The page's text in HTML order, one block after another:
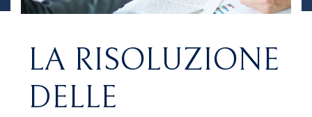
LA RISOLUZIONE
DELLE